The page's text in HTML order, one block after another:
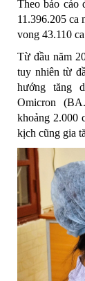
Theo báo cáo
11.396.205
vong 43.110
Từ đầu năm
tuy nhiên từ
hướng tăng
Omicron
khoảng 2.000
kịch cũng gia